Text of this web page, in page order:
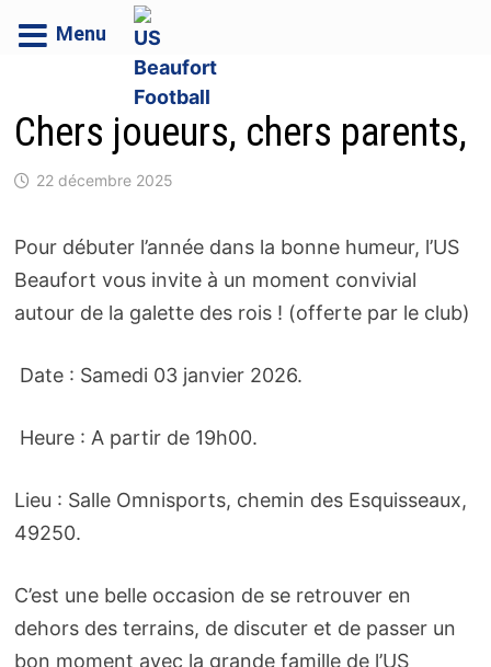
contenu
Chers joueurs, chers parents,
22 décembre 2025
Pour débuter l’année dans la bonne humeur, l’US
Beaufort vous invite à un moment convivial
autour de la galette des rois ! (offerte par le club)
Date : Samedi 03 janvier 2026.
Heure : A partir de 19h00.
Lieu : Salle Omnisports, chemin des Esquisseaux,
49250.
C’est une belle occasion de se retrouver en
dehors des terrains, de discuter et de passer un
bon moment avec la grande famille de l’US
Menu